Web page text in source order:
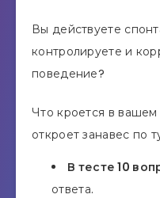
Вы действуете
контролируете и
поведение?
Что кроется в
откроет занавес по
В тесте 10
ответа.